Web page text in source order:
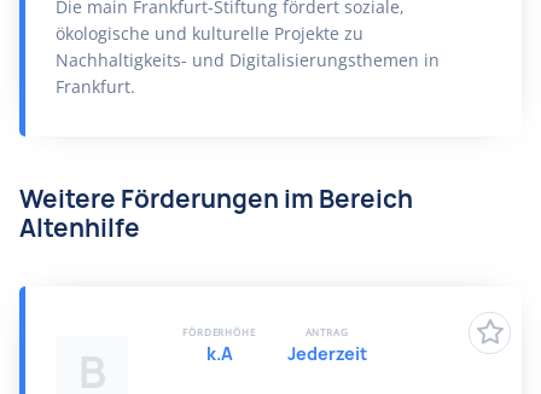
Die main Frankfurt-Stiftung fördert soziale,
ökologische und kulturelle Projekte zu
Nachhaltigkeits- und Digitalisierungsthemen in
Frankfurt.
Weitere Förderungen im Bereich
Altenhilfe
B
FÖRDERHÖHE
k.A
ANTRAG
Jederzeit